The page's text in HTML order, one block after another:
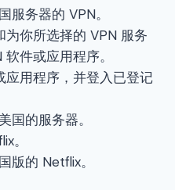
服务器的 VPN。
你所选择的 VPN 服务
件或应用程序。
应用程序，并登入已登记
国的服务器。
。
版的 Netflix。